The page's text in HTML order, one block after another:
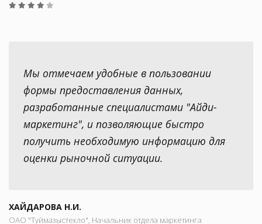
Мы отмечаем удобные в пользовании
формы предоставления данных,
разработанные специалистами "Айди-
маркетинг", и позволяющие быстро
получить необходимую информацию для
оценки рыночной ситуации.
ХАЙДАРОВА Н.И.
ОАО "Туймазыстекло", Начальник отдела маркетинга